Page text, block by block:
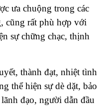
ưa chuộng trong các
cũng rất phù hợp với
sự chững chạc, thịnh
thành đạt, nhiệt tình
thể hiện sự dè dặt, bảo
đạo, người dẫn đầu